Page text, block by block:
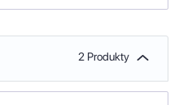
2 Produkty